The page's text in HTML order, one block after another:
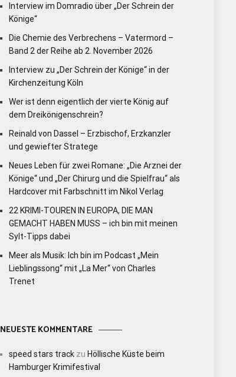
Interview im Domradio über „Der Schrein der
Könige“
Die Chemie des Verbrechens – Vatermord –
Band 2 der Reihe ab 2. November 2026
Interview zu „Der Schrein der Könige“ in der
Kirchenzeitung Köln
Wer ist denn eigentlich der vierte König auf
dem Dreikönigenschrein?
Reinald von Dassel – Erzbischof, Erzkanzler
und gewiefter Stratege
Neues Leben für zwei Romane: „Die Arznei der
Könige“ und „Der Chirurg und die Spielfrau“ als
Hardcover mit Farbschnitt im Nikol Verlag
22 KRIMI-TOUREN IN EUROPA, DIE MAN
GEMACHT HABEN MUSS – ich bin mit meinen
Sylt-Tipps dabei
Meer als Musik: Ich bin im Podcast „Mein
Lieblingssong“ mit „La Mer“ von Charles
Trenet
NEUESTE KOMMENTARE
speed stars track zu Höllische Küste beim
Hamburger Krimifestival